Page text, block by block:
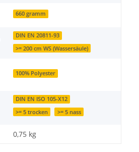
660 gramm
DIN EN 20811-93
>= 200 cm WS (Wassersäule)
100% Polyester
DIN EN ISO 105-X12
>= 5 trocken
>= 5 nass
0,75 kg